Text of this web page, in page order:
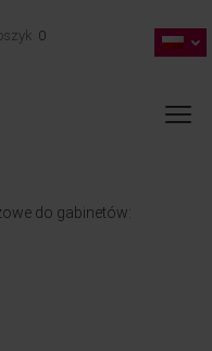
0
do gabinetów: